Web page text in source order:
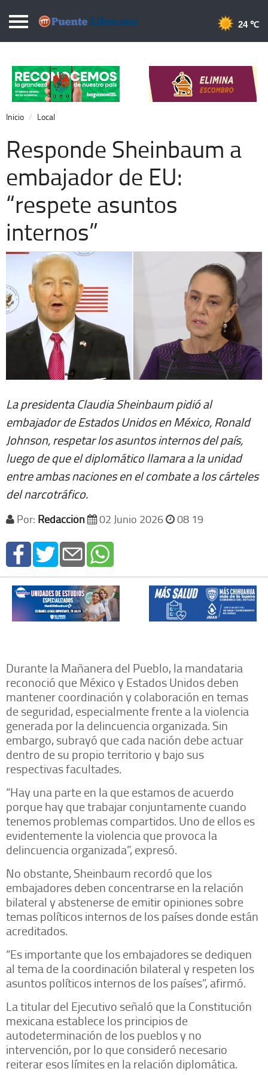
Puentelibre.mx
Local
Nacional
Opinión
Cronos
Economía
Espectáculos
Extra +
24 ℃
Inicio Local
Responde Sheinbaum a
embajador de EU:
“respete asuntos
internos”
La presidenta Claudia Sheinbaum pidió al
embajador de Estados Unidos en México, Ronald
Johnson, respetar los asuntos internos del país,
luego de que el diplomático llamara a la unidad
entre ambas naciones en el combate a los cárteles
del narcotráfico.
Por: Redacción 02 Junio 2026 08 19
Durante la Mañanera del Pueblo, la mandataria
reconoció que México y Estados Unidos deben
mantener coordinación y colaboración en temas
de seguridad, especialmente frente a la violencia
generada por la delincuencia organizada. Sin
embargo, subrayó que cada nación debe actuar
dentro de su propio territorio y bajo sus
respectivas facultades.
“Hay una parte en la que estamos de acuerdo
porque hay que trabajar conjuntamente cuando
tenemos problemas compartidos. Uno de ellos es
evidentemente la violencia que provoca la
delincuencia organizada”, expresó.
No obstante, Sheinbaum recordó que los
embajadores deben concentrarse en la relación
bilateral y abstenerse de emitir opiniones sobre
temas políticos internos de los países donde están
acreditados.
“Es importante que los embajadores se dediquen
al tema de la coordinación bilateral y respeten los
asuntos políticos internos de los países”, afirmó.
La titular del Ejecutivo señaló que la Constitución
mexicana establece los principios de
autodeterminación de los pueblos y no
intervención, por lo que consideró necesario
reiterar esos límites en la relación diplomática.